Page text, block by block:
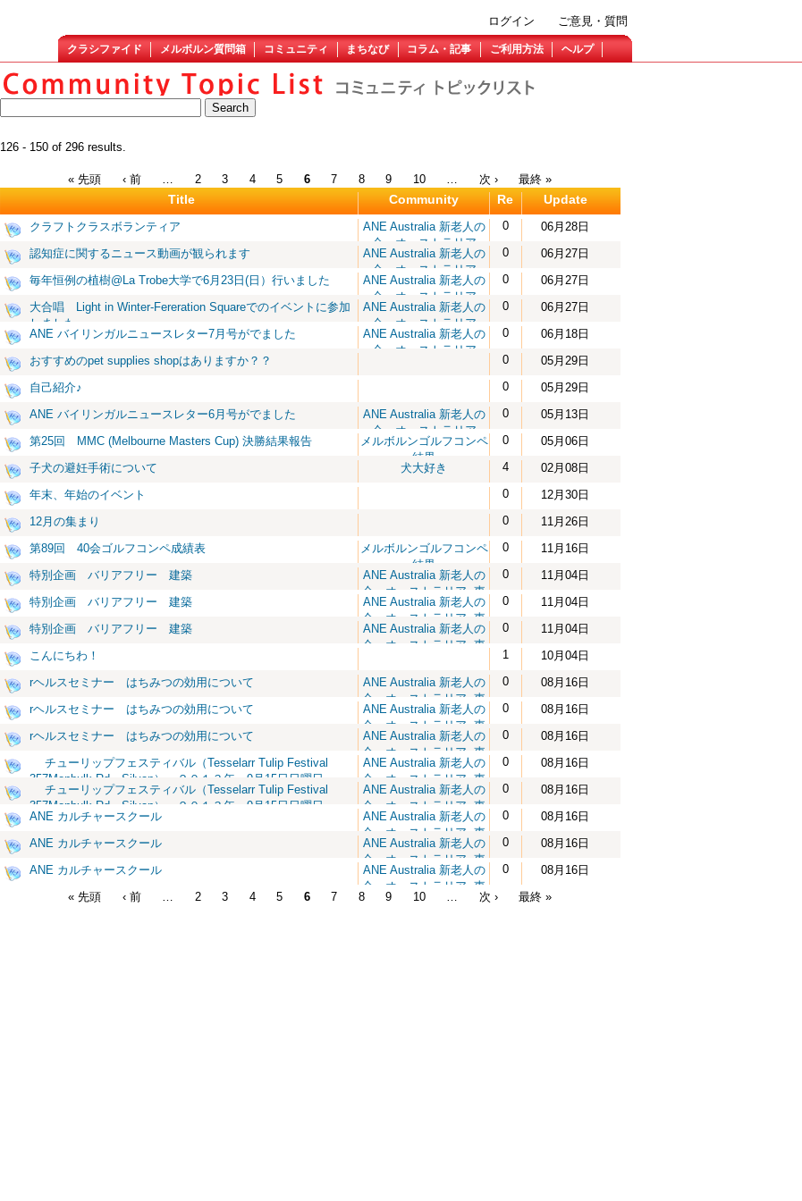
ご意見・質問
ログイン
クラシファイド メルボルン質問箱 コミュニティ まちなび コラム・記事 ご利用方法 ヘルプ
126 - 150 of 296 results.
« 先頭 ‹ 前 2 3 4 5 6 7 8 9 10 次 › 最終 »
Title Community Re Update
クラフトクラスボランティア
ANE Australia 新老人の
会 オーストラリア
0
06月28日
認知症に関するニュース動画が観られます
ANE Australia 新老人の
会 オーストラリア
0
06月27日
毎年恒例の植樹@La Trobe大学で6月23日(日）行いました
ANE Australia 新老人の
会 オーストラリア
0
06月27日
大合唱 Light in Winter-Fereration Squareでのイベントに参加
しました
ANE Australia 新老人の
会 オーストラリア
0
06月27日
ANE バイリンガルニュースレター7月号がでました
ANE Australia 新老人の
会 オーストラリア
0
06月18日
おすすめのpet supplies shopはありますか？？
0
05月29日
自己紹介♪
0
05月29日
ANE バイリンガルニュースレター6月号がでました
ANE Australia 新老人の
会 オーストラリア
0
05月13日
第25回 MMC (Melbourne Masters Cup) 決勝結果報告
メルボルンゴルフコンペ
結果
0
05月06日
子犬の避妊手術について
犬大好き 4
02月08日
年末、年始のイベント
0
12月30日
12月の集まり
0
11月26日
第89回 40会ゴルフコンペ成績表
メルボルンゴルフコンペ
結果
0
11月16日
特別企画 バリアフリー 建築
ANE Australia 新老人の
会 オーストラリア ,東
日本大震災チャリティイ
ベント情報
0
11月04日
特別企画 バリアフリー 建築
ANE Australia 新老人の
会 オーストラリア ,東
日本大震災チャリティイ
0
11月04日
特別企画 バリアフリー 建築
ANE Australia 新老人の
会 オーストラリア ,東
ベント情報
0
11月04日
こんにちわ！
1
10月04日
rヘルスセミナー はちみつの効用について
ANE Australia 新老人の
会 オーストラリア ,東
日本大震災チャリティイ
ベント情報
0
08月16日
rヘルスセミナー はちみつの効用について
ANE Australia 新老人の
会 オーストラリア ,東
日本大震災チャリティイ
ベント情報
0
08月16日
rヘルスセミナー はちみつの効用について
ANE Australia 新老人の
会 オーストラリア ,東
日本大震災チャリティイ
ベント情報
0
08月16日
チューリップフェスティバル（Tesselarr Tulip Festival
357Monbulk Rd，Silvan） ２０１３年 9月15日日曜日
ANE Australia 新老人の
会 オーストラリア ,東
日本大震災チャリティイ
ベント情報
0
08月16日
チューリップフェスティバル（Tesselarr Tulip Festival
357Monbulk Rd，Silvan） ２０１３年 9月15日日曜日
ANE Australia 新老人の
会 オーストラリア ,東
日本大震災チャリティイ
ベント情報
0
08月16日
ANE カルチャースクール
ANE Australia 新老人の
会 オーストラリア ,東
日本大震災チャリティイ
ベント情報
0
08月16日
ANE カルチャースクール
ANE Australia 新老人の
会 オーストラリア ,東
日本大震災チャリティイ
ベント情報
0
08月16日
ANE カルチャースクール
ANE Australia 新老人の
会 オーストラリア ,東
日本大震災チャリティイ
0
08月16日
« 先頭
‹ 前 2 3 4 5 6 7 8 9 10 次 › 最終 »